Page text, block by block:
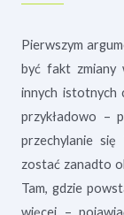
Pierwszym
być fakt zmiany
innych istotnych
przykładowo –
przechylanie
zostać zanadto
Tam, gdzie